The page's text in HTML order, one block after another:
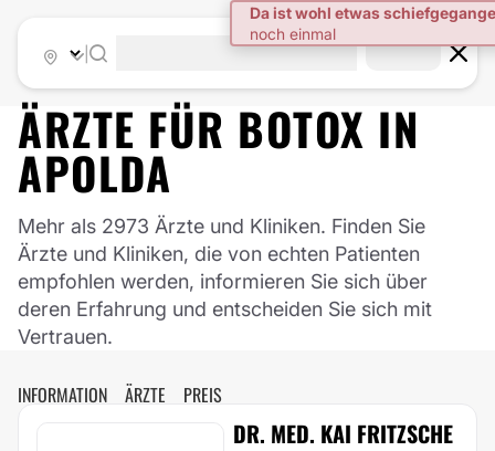
ÄRZTE FÜR BOTOX IN
APOLDA
Mehr als 2973 Ärzte und Kliniken. Finden Sie
Ärzte und Kliniken, die von echten Patienten
empfohlen werden, informieren Sie sich über
deren Erfahrung und entscheiden Sie sich mit
Vertrauen.
INFORMATION ÄRZTE PREIS
DR. MED. KAI FRITZSCHE